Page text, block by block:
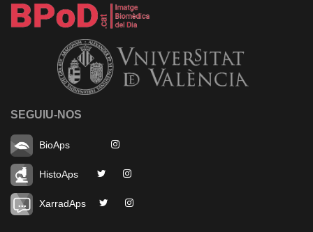
SEGUIU-NOS
BioAps
HistoAps
XarradAps